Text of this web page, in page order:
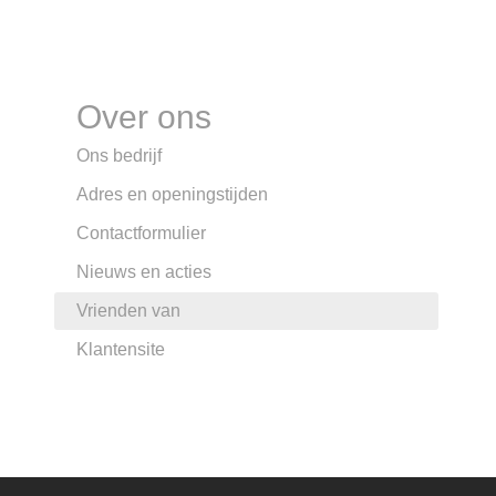
Over ons
Ons bedrijf
Adres en openingstijden
Contactformulier
Nieuws en acties
Vrienden van
Klantensite